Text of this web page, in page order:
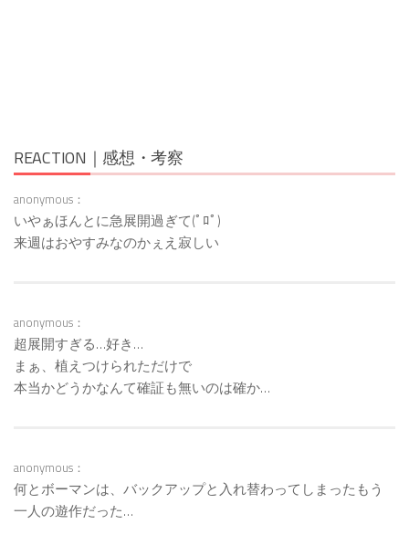
REACTION｜感想・考察
anonymous：
いやぁほんとに急展開過ぎて(ﾟﾛﾟ)
来週はおやすみなのかぇえ寂しい
anonymous：
超展開すぎる…好き…
まぁ、植えつけられただけで
本当かどうかなんて確証も無いのは確か…
anonymous：
何とボーマンは、バックアップと入れ替わってしまったもう
一人の遊作だった…